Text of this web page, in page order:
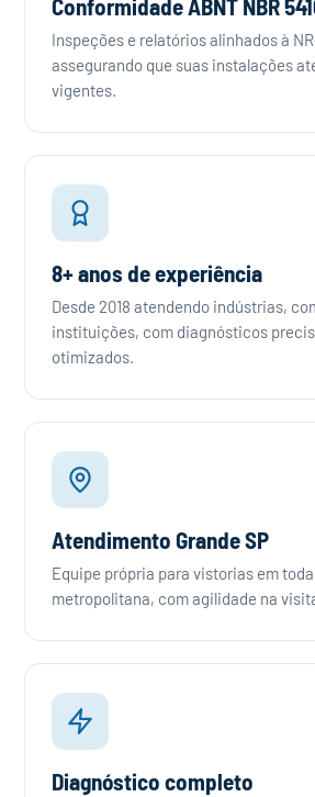
Conformidade ABNT NBR
Inspeções e relatórios alinhados à
assegurando que suas instalações
vigentes.
8+ anos de experiência
Desde 2018 atendendo indústrias,
instituições, com diagnósticos
otimizados.
Atendimento Grande SP
Equipe própria para vistorias em
metropolitana, com agilidade na
Diagnóstico completo